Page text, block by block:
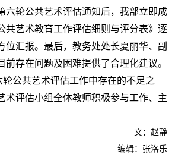
六轮公共艺术评估通知后，我部立即成
共艺术教育工作评估细则与评分表》逐
汇报。最后，教务处处长夏丽华、副
存在问题及困难提供了合理化建议。
公共艺术评估工作中存在的不足之
术评估小组全体教师积极参与工作、主
文：赵静
编辑：张洛乐